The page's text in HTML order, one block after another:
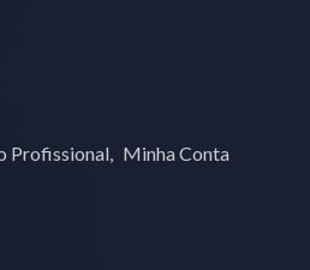
Profissional Minha Conta